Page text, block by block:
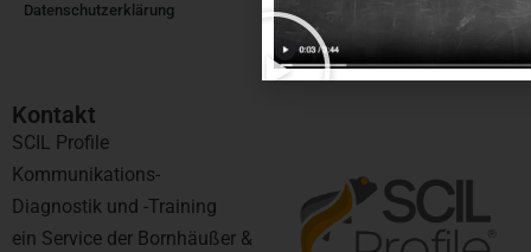
Datenschutzerklärung
Kontakt​
SCIL Profile
Kommunikations-
Diagnostik und -Training
ein Service der Bornhäußer &